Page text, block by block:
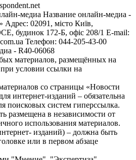
медиа Название онлайн-медиа -
Адрес: 02091, місто Київ,
будинок 172-Б, офіс 208/1 E-mail:
Телефон: 044-205-43-00
- R40-06068
материалов, размещённых на
при условии ссылки на
со страницы «Новости
интернет-изданий – обязательна
поисковых систем гиперссылка.
размещена в независимости от
использования материалов.
изданий) – должна быть
или в первом абзаце